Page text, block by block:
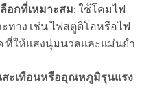
ลือกที่เหมาะสม: ใช้โคมไฟ
ะทาง เช่น ไฟสตูดิโอหรือไฟ
ที่ให้แสงนุ่มนวลและแม่นยำ
ะเทือนหรืออุณหภูมิรุนแรง